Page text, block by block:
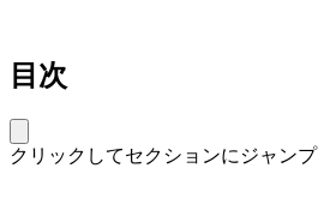
目次
クリックしてセクションにジャンプ